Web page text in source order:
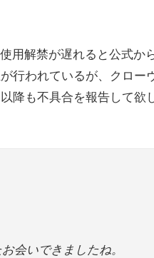
用解禁が遅れると公式か
行われているが、クロー
降も不具合を報告して欲
会いできましたね。